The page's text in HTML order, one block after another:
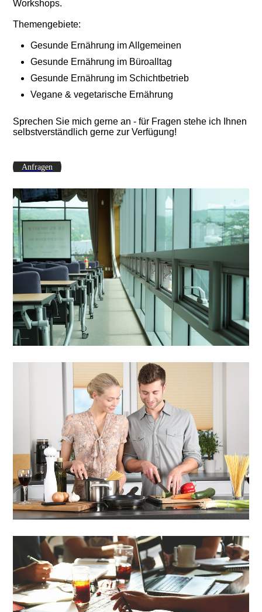
Workshops.
Themengebiete:
Gesunde Ernährung im Allgemeinen
Gesunde Ernährung im Büroalltag
Gesunde Ernährung im Schichtbetrieb
Vegane & vegetarische Ernährung
Sprechen Sie mich gerne an - für Fragen stehe ich Ihnen
selbstverständlich gerne zur Verfügung!
Anfragen